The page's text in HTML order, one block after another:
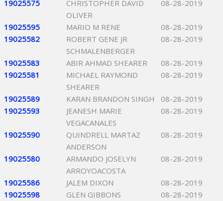
19025575
CHRISTOPHER DAVID
OLIVER
08-28-2019
19025595 MARIO M RENE
08-28-2019
19025582
ROBERT GENE JR
SCHMALENBERGER
08-28-2019
19025583 ABIR AHMAD SHEARER
08-28-2019
19025581
MICHAEL RAYMOND
SHEARER
08-28-2019
19025589 KARAN BRANDON SINGH
08-28-2019
19025593
JEANESH MARIE
VEGACANALES
08-28-2019
19025590
QUINDRELL MARTAZ
ANDERSON
08-28-2019
19025580
ARMANDO JOSELYN
ARROYOACOSTA
08-28-2019
19025586 JALEM DIXON
08-28-2019
19025598
GLEN GIBBONS
08-28-2019